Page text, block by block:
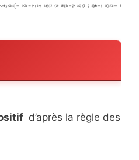
d’après la règle des